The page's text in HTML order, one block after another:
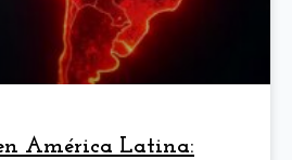
América Latina: